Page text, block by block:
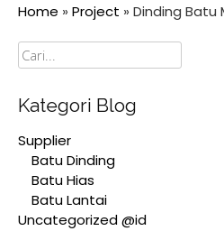
Home » Project » Dinding Batu
Cari
Kategori Blog
Supplier
Batu Dinding
Batu Hias
Batu Lantai
Uncategorized @id